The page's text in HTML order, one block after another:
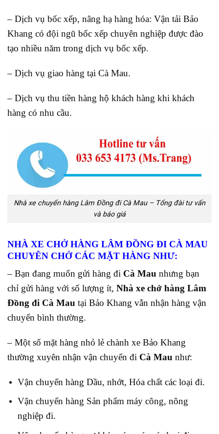
– Dịch vụ bốc xếp, nâng hạ hàng hóa: Vận tải Bảo
Khang có đội ngũ bốc xếp chuyên nghiệp được đào
tạo nhiều năm trong dịch vụ bốc xếp.
– Dịch vụ giao hàng tại Cà Mau.
– Dịch vụ thu tiền hàng hộ khách hàng khi khách
hàng có nhu cầu.
Nhà xe chuyển hàng Lâm Đồng đi Cà Mau – Tổng đài tư vấn
và báo giá
NHÀ XE CHỞ HÀNG LÂM ĐỒNG ĐI CÀ MAU
CHUYÊN CHỞ CÁC MẶT HÀNG NHƯ:
– Bạn đang muốn gửi hàng đi Cà Mau nhưng bạn
chỉ gửi hàng với số lượng ít, Nhà xe chở hàng Lâm
Đồng đi Cà Mau tại Bảo Khang vẫn nhận hàng vận
chuyển bình thường.
– Một số mặt hàng nhỏ lẻ chành xe Bảo Khang
thường xuyên nhận vận chuyển đi Cà Mau như:
Vận chuyển hàng Dầu, nhớt, Hóa chất các loại đi.
Vận chuyển hàng Sản phẩm máy công, nông
nghiệp đi.